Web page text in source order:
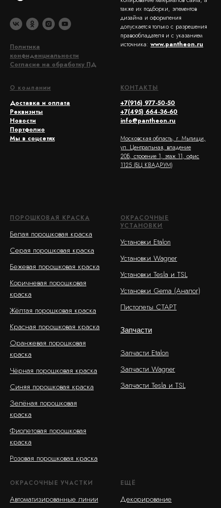
Политика
конфиденциальности
Согласие на обработку ПД
также их подборки, элементов
дизайна и оформления
допускается только с разрешения
правообладателя и с указанием
источника: www.pantheon.ru
О компании
Доставка и оплата
Реквизиты
Новости
Портфолио
Мы в соцсетях
КОНТАКТЫ
+7(916) 977-50-50
+7(495) 664-36-60
info@pantheon.ru
Московская область, г. Мытищи,
ул. Центральная, владение
20Б, строение 1, этаж 11, офис
1125 (БЦ КВАДРУМ)
ПОРОШКОВАЯ КРАСКА
Белая порошковая краска
Серая порошковая краска
Бежевая порошковая краска
Коричневая порошковая
краска
Жёлтая порошковая краска
Красная порошковая краска
Оранжевая порошковая
краска
Чёрная порошковая краска
Синяя порошковая краска
Зелёная порошковая
краска
Фиолетовая порошковая
краска
Розовая порошковая краска
ОКРАСОЧНЫЕ
УСТАНОВКИ
Установки Etalon
Установки Wagner
Установки Tesla и TSL
Установки Gema (Аналог)
Пистолеты СТАРТ
Запчасти
Запчасти Etalon
Запчасти Wagner
Запчасти Tesla и TSL
ОКРАСОЧНЫЕ УЧАСТКИ
Автоматизированные линии
ЕЩЁ
Декорирование